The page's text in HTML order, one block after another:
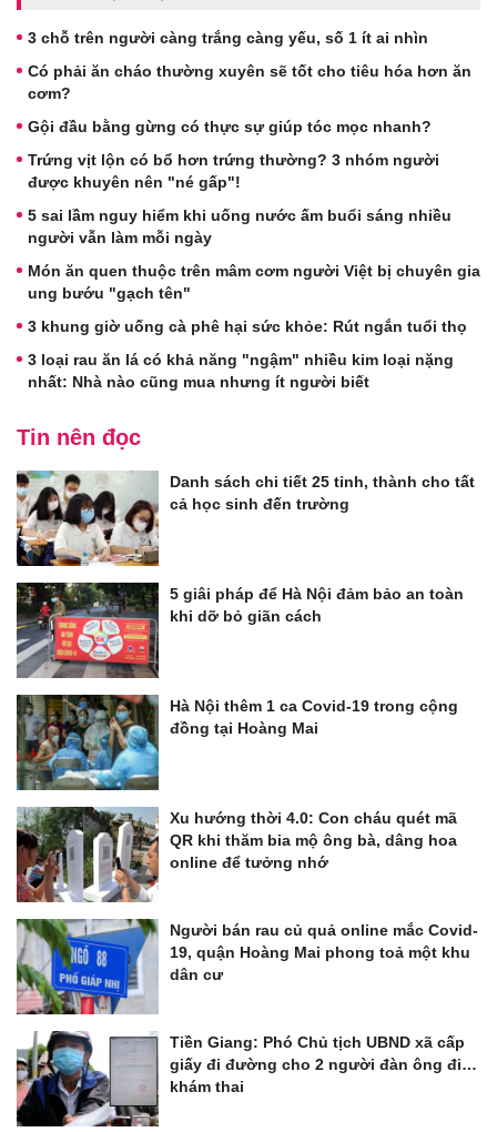
3 chỗ trên người càng trắng càng yếu, số 1 ít ai nhìn
Có phải ăn cháo thường xuyên sẽ tốt cho tiêu hóa hơn ăn
cơm?
Gội đầu bằng gừng có thực sự giúp tóc mọc nhanh?
Trứng vịt lộn có bổ hơn trứng thường? 3 nhóm người
được khuyên nên "né gấp"!
5 sai lầm nguy hiểm khi uống nước ấm buổi sáng nhiều
người vẫn làm mỗi ngày
Món ăn quen thuộc trên mâm cơm người Việt bị chuyên gia
ung bướu "gạch tên"
3 khung giờ uống cà phê hại sức khỏe: Rút ngắn tuổi thọ
3 loại rau ăn lá có khả năng "ngậm" nhiều kim loại nặng
nhất: Nhà nào cũng mua nhưng ít người biết
Tin nên đọc
Danh sách chi tiết 25 tỉnh, thành cho tất
cả học sinh đến trường
5 giâi pháp để Hà Nội đảm bảo an toàn
khi dỡ bỏ giãn cách
Hà Nội thêm 1 ca Covid-19 trong cộng
đồng tại Hoàng Mai
Xu hướng thời 4.0: Con cháu quét mã
QR khi thăm bia mộ ông bà, dâng hoa
online để tưởng nhớ
Người bán rau củ quả online mắc Covid-
19, quận Hoàng Mai phong toả một khu
dân cư
Tiền Giang: Phó Chủ tịch UBND xã cấp
giấy đi đường cho 2 người đàn ông đi…
khám thai